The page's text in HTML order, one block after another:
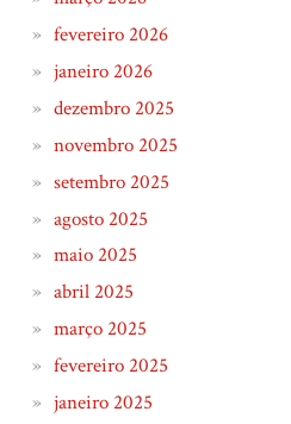
fevereiro 2026
janeiro 2026
dezembro 2025
novembro 2025
setembro 2025
agosto 2025
maio 2025
abril 2025
março 2025
fevereiro 2025
janeiro 2025